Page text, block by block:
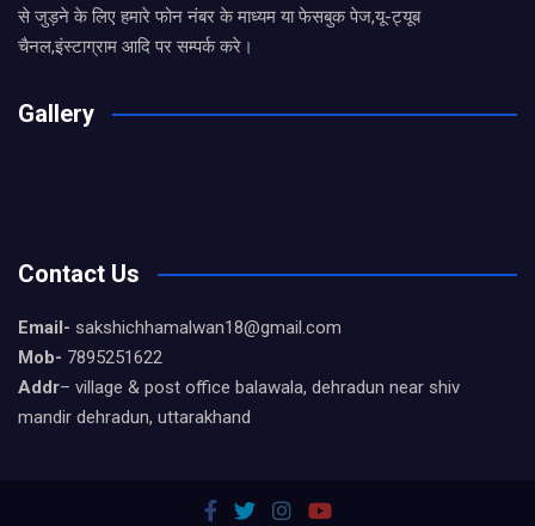
से जुड़ने के लिए हमारे फोन नंबर के माध्यम या फेसबुक पेज,यू-ट्यूब
चैनल,इंस्टाग्राम आदि पर सम्पर्क करे।
Gallery
Contact Us
Email- sakshichhamalwan18@gmail.com
Mob- 7895251622
Addr– village & post office balawala, dehradun near shiv
mandir dehradun, uttarakhand